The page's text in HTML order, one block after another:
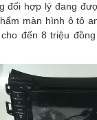
đối hợp lý đang
màn hình ô tô
đến 8 triệu